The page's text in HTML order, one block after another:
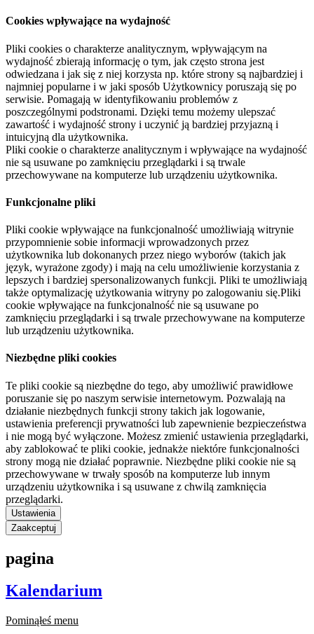
Cookies wpływające na wydajność
Pliki cookies o charakterze analitycznym, wpływającym na
wydajność zbierają informację o tym, jak często strona jest
odwiedzana i jak się z niej korzysta np. które strony są najbardziej i
najmniej popularne i w jaki sposób Użytkownicy poruszają się po
serwisie. Pomagają w identyfikowaniu problemów z
poszczególnymi podstronami. Dzięki temu możemy ulepszać
zawartość i wydajność strony i uczynić ją bardziej przyjazną i
intuicyjną dla użytkownika.
Pliki cookie o charakterze analitycznym i wpływające na wydajność
nie są usuwane po zamknięciu przeglądarki i są trwale
przechowywane na komputerze lub urządzeniu użytkownika.
Funkcjonalne pliki
Pliki cookie wpływające na funkcjonalność umożliwiają witrynie
przypomnienie sobie informacji wprowadzonych przez
użytkownika lub dokonanych przez niego wyborów (takich jak
język, wyrażone zgody) i mają na celu umożliwienie korzystania z
lepszych i bardziej spersonalizowanych funkcji. Pliki te umożliwiają
także optymalizację użytkowania witryny po zalogowaniu się.Pliki
cookie wpływające na funkcjonalność nie są usuwane po
zamknięciu przeglądarki i są trwale przechowywane na komputerze
lub urządzeniu użytkownika.
Niezbędne pliki cookies
Te pliki cookie są niezbędne do tego, aby umożliwić prawidłowe
poruszanie się po naszym serwisie internetowym. Pozwalają na
działanie niezbędnych funkcji strony takich jak logowanie,
ustawienia preferencji prywatności lub zapewnienie bezpieczeństwa
i nie mogą być wyłączone. Możesz zmienić ustawienia przeglądarki,
aby zablokować te pliki cookie, jednakże niektóre funkcjonalności
strony mogą nie działać poprawnie. Niezbędne pliki cookie nie są
przechowywane w trwały sposób na komputerze lub innym
urządzeniu użytkownika i są usuwane z chwilą zamknięcia
przeglądarki.
Ustawienia
Zaakceptuj
pagina
Kalendarium
Pominąłeś menu